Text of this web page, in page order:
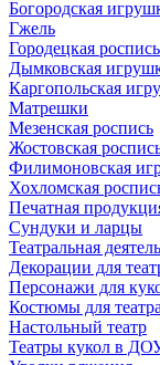
Богородская
Гжель
Городецкая роспись
Дымковская
Каргопольская
Матрешки
Мезенская роспись
Жостовская
Филимоновская
Хохломская
Печатная
Сундуки и ларцы
Театральная
Декорации для
Персонажи для
Костюмы для
Настольный театр
Театры кукол в